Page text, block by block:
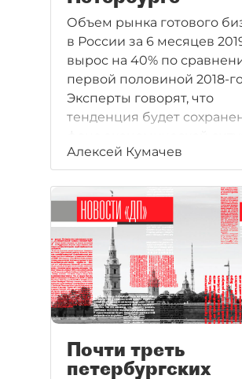
Объем рынка готового
в России за 6 месяцев
вырос на 40% по
первой половиной 2018-
Эксперты говорят, что
тенденция будет
стране. Dp.ru пообщался с
игроками рынка и
какие объекты в
чаще всего выставляются
продажу и кто их
Алексей Кумачев
Почти треть
петербургских